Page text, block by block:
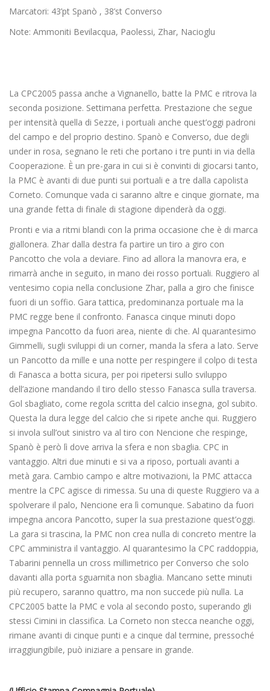
Marcatori: 43’pt Spanò , 38’st Converso
Note: Ammoniti Bevilacqua, Paolessi, Zhar, Nacioglu
La CPC2005 passa anche a Vignanello, batte la PMC e ritrova la
seconda posizione. Settimana perfetta. Prestazione che segue
per intensità quella di Sezze, i portuali anche quest’oggi padroni
del campo e del proprio destino. Spanò e Converso, due degli
under in rosa, segnano le reti che portano i tre punti in via della
Cooperazione. È un pre-gara in cui si è convinti di giocarsi tanto,
la PMC è avanti di due punti sui portuali e a tre dalla capolista
Corneto. Comunque vada ci saranno altre e cinque giornate, ma
una grande fetta di finale di stagione dipenderà da oggi.
Pronti e via a ritmi blandi con la prima occasione che è di marca
giallonera. Zhar dalla destra fa partire un tiro a giro con
Pancotto che vola a deviare. Fino ad allora la manovra era, e
rimarrà anche in seguito, in mano dei rosso portuali. Ruggiero al
ventesimo copia nella conclusione Zhar, palla a giro che finisce
fuori di un soffio. Gara tattica, predominanza portuale ma la
PMC regge bene il confronto. Fanasca cinque minuti dopo
impegna Pancotto da fuori area, niente di che. Al quarantesimo
Gimmelli, sugli sviluppi di un corner, manda la sfera a lato. Serve
un Pancotto da mille e una notte per respingere il colpo di testa
di Fanasca a botta sicura, per poi ripetersi sullo sviluppo
dell’azione mandando il tiro dello stesso Fanasca sulla traversa.
Gol sbagliato, come regola scritta del calcio insegna, gol subito.
Questa la dura legge del calcio che si ripete anche qui. Ruggiero
si invola sull’out sinistro va al tiro con Nencione che respinge,
Spanò è però lì dove arriva la sfera e non sbaglia. CPC in
vantaggio. Altri due minuti e si va a riposo, portuali avanti a
metà gara. Cambio campo e altre motivazioni, la PMC attacca
mentre la CPC agisce di rimessa. Su una di queste Ruggiero va a
spolverare il palo, Nencione era lì comunque. Sabatino da fuori
impegna ancora Pancotto, super la sua prestazione quest’oggi.
La gara si trascina, la PMC non crea nulla di concreto mentre la
CPC amministra il vantaggio. Al quarantesimo la CPC raddoppia,
Tabarini pennella un cross millimetrico per Converso che solo
davanti alla porta sguarnita non sbaglia. Mancano sette minuti
più recupero, saranno quattro, ma non succede più nulla. La
CPC2005 batte la PMC e vola al secondo posto, superando gli
stessi Cimini in classifica. La Corneto non stecca neanche oggi,
rimane avanti di cinque punti e a cinque dal termine, pressoché
irraggiungibile, può iniziare a pensare in grande.